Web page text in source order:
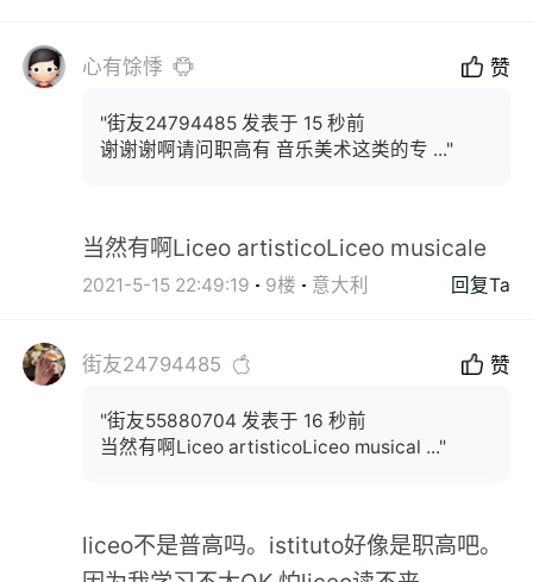
心有馀悸 赞
"街友24794485 发表于 15 秒前
谢谢谢啊请问职高有 音乐美术这类的专 ..."
当然有啊Liceo artisticoLiceo musicale
2021-5-15 22:49:19 9楼 意大利 回复Ta
街友24794485 赞
"街友55880704 发表于 16 秒前
当然有啊Liceo artisticoLiceo musical ..."
liceo不是普高吗。istituto好像是职高吧。